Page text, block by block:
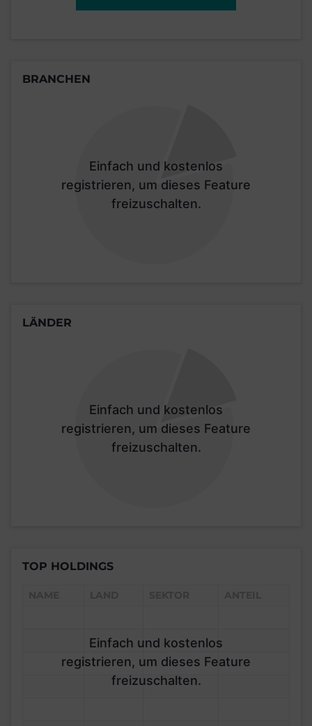
BRANCHEN
Einfach und kostenlos
registrieren, um dieses Feature
freizuschalten.
LÄNDER
Einfach und kostenlos
registrieren, um dieses Feature
freizuschalten.
TOP HOLDINGS
Einfach und kostenlos
registrieren, um dieses Feature
freizuschalten.